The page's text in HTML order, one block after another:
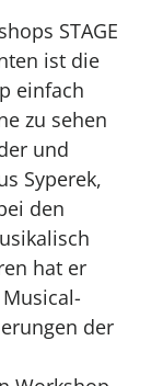
STAGE
ist die
einfach
zu sehen
und
Syperek,
den
hat er
der